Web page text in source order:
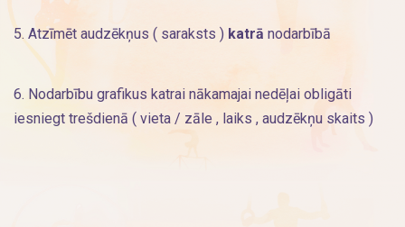
5. Atzīmēt audzēkņus ( saraksts ) katrā nodarbībā
6. Nodarbību grafikus katrai nākamajai nedēļai obligāti
iesniegt trešdienā ( vieta / zāle , laiks , audzēkņu skaits )